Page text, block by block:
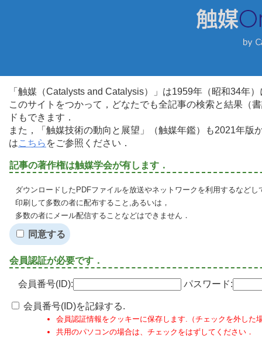
「触媒（Catalysts and Catalysis）」は1959年（昭和34年
このサイトをつかって，どなたでも全記事の検索と結果（
ドもできます．
また，「触媒技術の動向と展望」（触媒年鑑）も2021年
はこちら をご参照ください．
記事の著作権は触媒学会が有します．
ダウンロードしたPDFファイルを放送やネットワークを利用するなど
印刷して多数の者に配布すること,あるいは，
多数の者にメール配信することなどはできません．
同意する
会員認証が必要です．
会員番号(ID): パスワード:
会員番号(ID)を記録する.
会員認証情報をクッキーに保存します.（チェックを外した
共用のパソコンの場合は、チェックをはずしてください．